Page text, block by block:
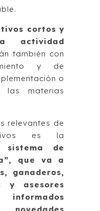
cortos y
actividad
también con
y de
o
materias
relevantes de
es la
sistema de
que va a
ganaderos,
y asesores
informados